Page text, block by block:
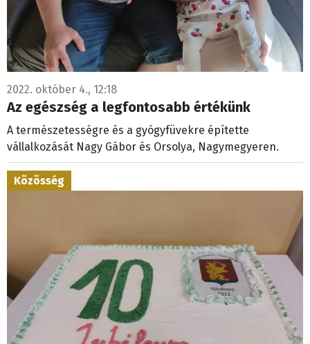
2022. október 4., 12:18
Az egészség a legfontosabb értékünk
A természetességre és a gyógyfüvekre építette
vállalkozását Nagy Gábor és Orsolya, Nagymegyeren.
Közösség